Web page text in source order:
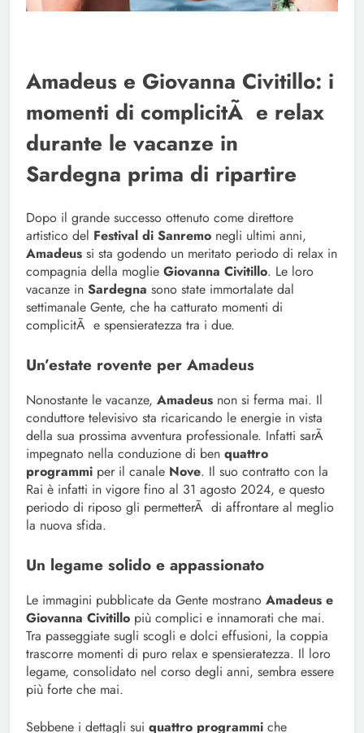
Amadeus e Giovanna Civitillo: i
momenti di complicitÃ e relax
durante le vacanze in
Sardegna prima di ripartire
Dopo il grande successo ottenuto come direttore
artistico del Festival di Sanremo negli ultimi anni,
Amadeus si sta godendo un meritato periodo di relax in
compagnia della moglie Giovanna Civitillo. Le loro
vacanze in Sardegna sono state immortalate dal
settimanale Gente, che ha catturato momenti di
complicitÃ e spensieratezza tra i due.
Un’estate rovente per Amadeus
Nonostante le vacanze, Amadeus non si ferma mai. Il
conduttore televisivo sta ricaricando le energie in vista
della sua prossima avventura professionale. Infatti sarÃ
impegnato nella conduzione di ben quattro
programmi per il canale Nove. Il suo contratto con la
Rai è infatti in vigore fino al 31 agosto 2024, e questo
periodo di riposo gli permetterÃ di affrontare al meglio
la nuova sfida.
Un legame solido e appassionato
Le immagini pubblicate da Gente mostrano Amadeus e
Giovanna Civitillo più complici e innamorati che mai.
Tra passeggiate sugli scogli e dolci effusioni, la coppia
trascorre momenti di puro relax e spensieratezza. Il loro
legame, consolidato nel corso degli anni, sembra essere
più forte che mai.
Sebbene i dettagli sui quattro programmi che